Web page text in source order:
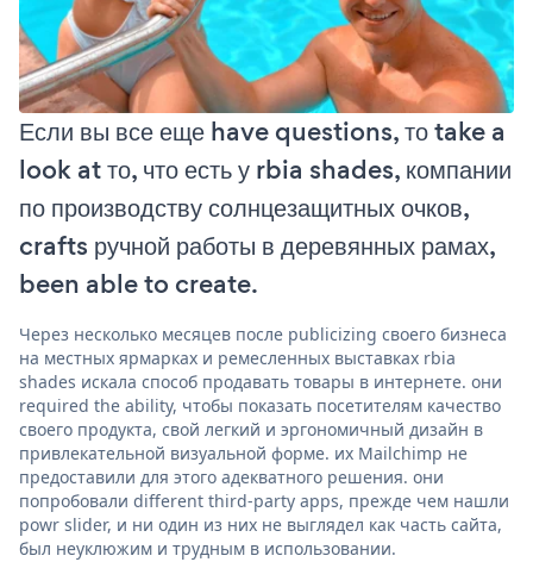
Если вы все еще have questions, то take a
look at то, что есть у rbia shades, компании
по производству солнцезащитных очков,
crafts ручной работы в деревянных рамах,
been able to create.
Через несколько месяцев после publicizing своего бизнеса
на местных ярмарках и ремесленных выставках rbia
shades искала способ продавать товары в интернете. они
required the ability, чтобы показать посетителям качество
своего продукта, свой легкий и эргономичный дизайн в
привлекательной визуальной форме. их Mailchimp не
предоставили для этого адекватного решения. они
попробовали different third-party apps, прежде чем нашли
powr slider, и ни один из них не выглядел как часть сайта,
был неуклюжим и трудным в использовании.